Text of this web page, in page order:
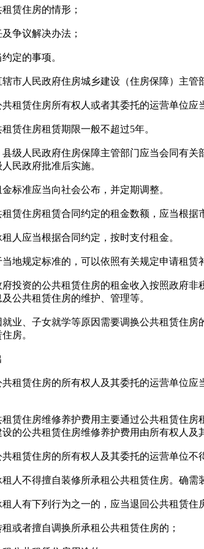
住房的情形；
议解决办法；
定的事项。
人民政府住房城乡建设（住房保障）主管
赁住房所有权人或者其委托的运营单位应
住房租赁期限一般不超过5年。
民政府住房保障主管部门应当会同有关
民政府批准后实施。
准应当向社会公布，并定期调整。
房租赁合同约定的租金数额，应当根据市
应当根据合同约定，按时支付租金。
规定标准的，可以依照有关规定申请租赁
的公共租赁住房的租金收入按照政府非
公共租赁住房的维护、管理等。
子女就学等原因需要调换公共租赁住房
房。
住房的所有权人及其委托的运营单位应
住房维修养护费用主要通过公共租赁住房
的公共租赁住房维修养护费用由所有权人及
住房的所有权人及其委托的运营单位不得
得擅自装修所承租公共租赁住房。确需装
有下列行为之一的，应当退回公共租赁住
者擅自调换所承租公共租赁住房的；